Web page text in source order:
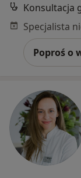
Konsultacja
Poproś o